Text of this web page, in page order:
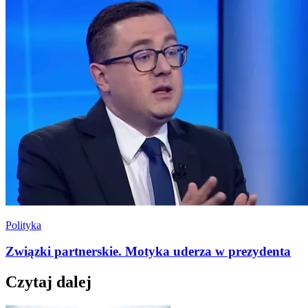
Polityka
Związki partnerskie. Motyka uderza w prezydenta
Czytaj dalej